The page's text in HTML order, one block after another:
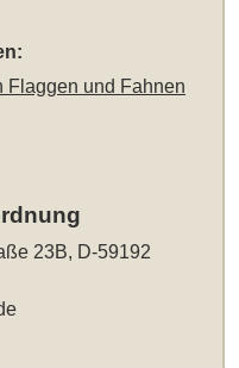
Flaggen und Fahnen
23B, D-59192